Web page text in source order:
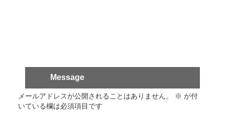
Message
メールアドレスが公開されることはありません。 ※ が付
いている欄は必須項目です